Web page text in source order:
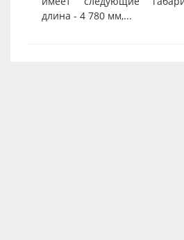
длина - 4 780 мм,...